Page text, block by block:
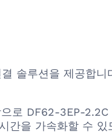
솔루션을 제공합니
로 DF62-3EP-
간을 가속화할 수 있